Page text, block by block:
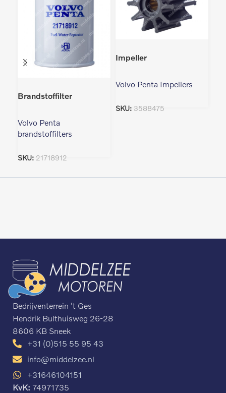
Brandstoffilter
Volvo Penta
brandstoffilters
SKU: 21718912
Impeller
Volvo Penta Impellers
SKU: 3588475
Bedrijventerrein 't Ges
Hendrik Bulthuisweg 26-28
8606 KB Sneek
+31 (0)515 55 95 43
info@middelzee.nl
+31646104151
KvK: 74971735